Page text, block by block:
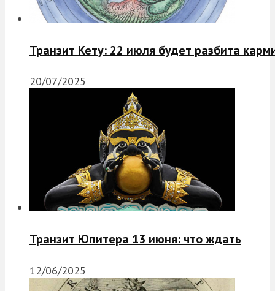
Транзит Кету: 22 июля будет разбита
20/07/2025
Транзит Юпитера 13 июня: что ждать
12/06/2025